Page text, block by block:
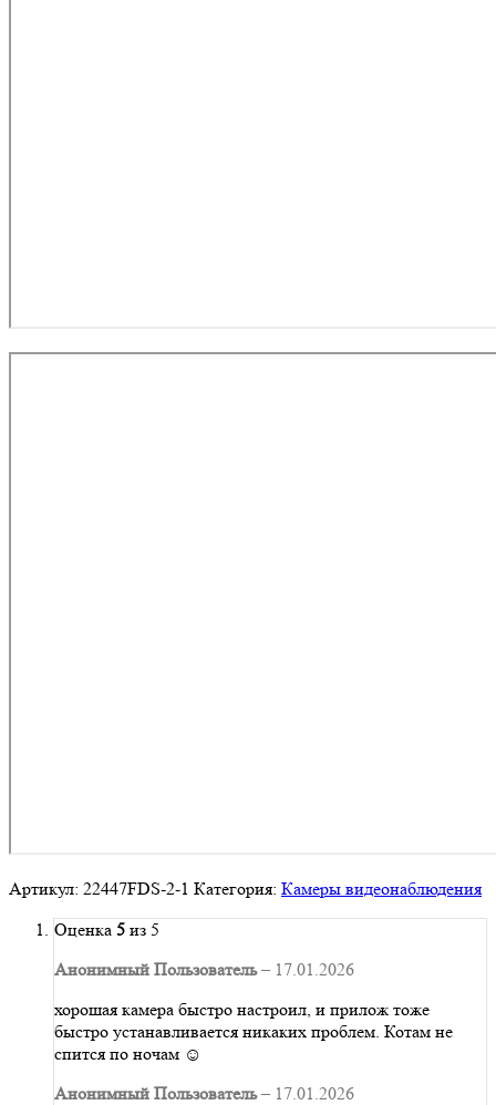
Артикул: 22447FDS-2-1 Категория: Камеры видеонаблюдения
Оценка 5 из 5
Анонимный Пользователь– 17.01.2026
хорошая камера быстро настроил, и прилож тоже
быстро устанавливается никаких проблем. Котам не
спится по ночам ☺
Анонимный Пользователь– 17.01.2026